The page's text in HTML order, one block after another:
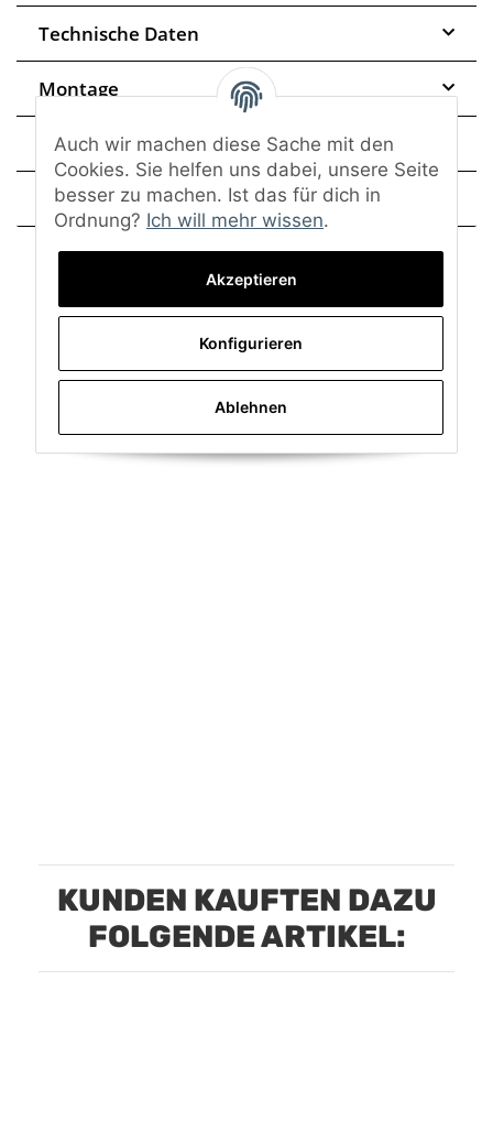
Technische Daten
Montage
Trusted Shops - Bewertungen
Frage zum Artikel
KUNDEN KAUFTEN DAZU
FOLGENDE ARTIKEL:
Auch wir machen diese Sache mit den
Cookies. Sie helfen uns dabei, unsere Seite
besser zu machen. Ist das für dich in
Ordnung? Ich will mehr wissen.
Akzeptieren
Konfigurieren
Ablehnen